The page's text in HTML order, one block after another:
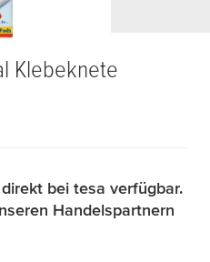
Klebeknete
bei tesa verfügbar.
Handelspartnern